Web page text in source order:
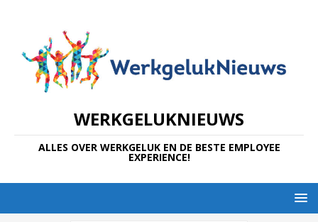
WERKGELUKNIEUWS
ALLES OVER WERKGELUK EN DE BESTE EMPLOYEE
EXPERIENCE!